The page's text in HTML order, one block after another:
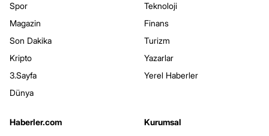
Spor
Magazin
Son Dakika
Kripto
3.Sayfa
Dünya
Teknoloji
Finans
Turizm
Yazarlar
Yerel Haberler
Haberler.com
Kurumsal